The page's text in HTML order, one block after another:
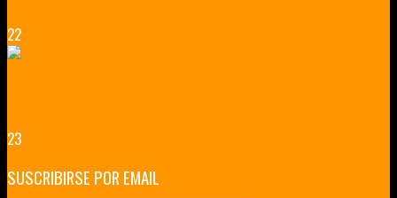
22
23
SUSCRIBIRSE POR EMAIL